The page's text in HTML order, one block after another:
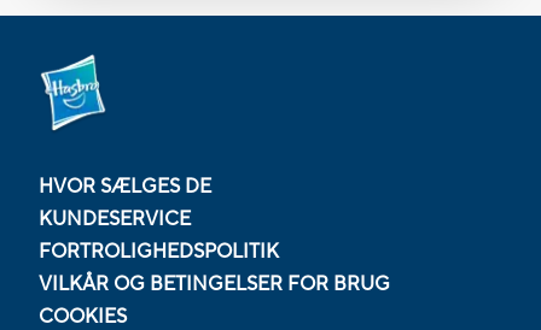
HVOR SÆLGES DE
KUNDESERVICE
FORTROLIGHEDSPOLITIK
VILKÅR OG BETINGELSER FOR BRUG
COOKIES